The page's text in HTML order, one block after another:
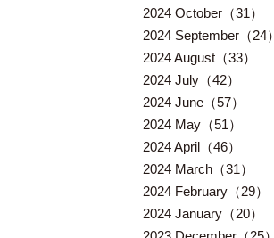
2024 October（31）
2024 September（24）
2024 August（33）
2024 July（42）
2024 June（57）
2024 May（51）
2024 April（46）
2024 March（31）
2024 February（29）
2024 January（20）